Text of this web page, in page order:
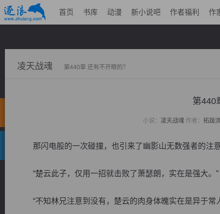
首页 书库 动漫 新小说吧 作者福利 作
凌天战魂 第440章 还有不开眼的？
第440
小说： 凌天战魂作者： 拓跋
那闪电般的一次碰撞，也引来了幽影山无数强者的注
“楚云此子，仅用一招就击败了萧瑟朗，实在是强大。”
“不知林兄注意到没有，楚云的肉身体魄实在是异于常